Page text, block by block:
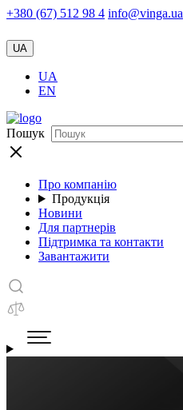
+380 (67) 512 98 4 info@vinga.ua
UA
UA
EN
Пошук
Про компанію
Продукція
Новини
Для партнерів
Підтримка та контакти
Завантажити